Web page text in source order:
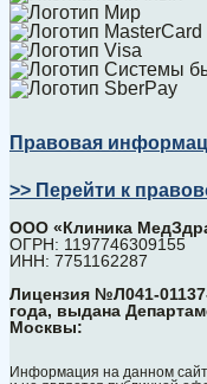
Правовая
>> Перейти к
ООО «Клиника
ОГРН: 1197746309155
ИНН: 7751162287
Лицензия №Л041-
года, выдана
Москвы:
Информация на данном